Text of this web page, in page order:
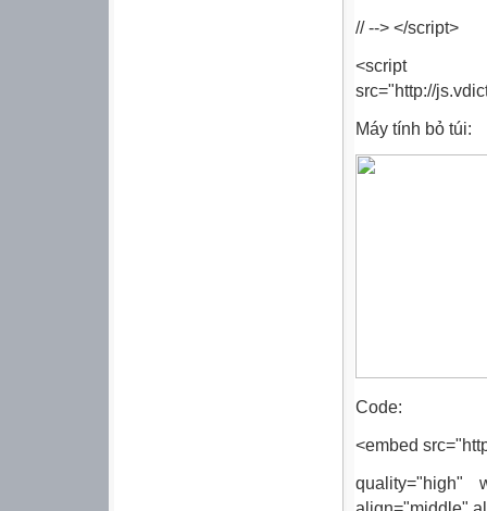
// --> </script>
<script
src="http://
Máy tính bỏ túi:
Code:
<embed
quality="high"